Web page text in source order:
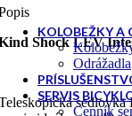
KOLOBEŽKY A
Odrážadla
SERVIS
Cenník
Shock LEV